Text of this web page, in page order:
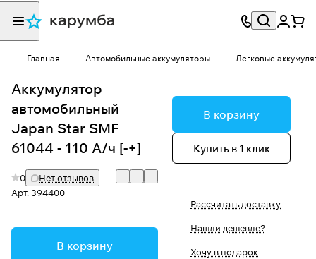
Главная Автомобильные аккумуляторы Легковые
Аккумулятор
автомобильный
Japan Star SMF
61044 - 110 А/ч [-+]
0
Нет отзывов
Арт.394400
В корзину
В корзину
Купить в 1 клик
Рассчитать доставку
Нашли дешевле?
Хочу в подарок